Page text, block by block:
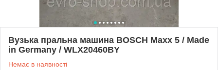
Вузька пральна машина BOSCH Maxx 5 / Made
in Germany / WLX20460BY
Немає в наявності